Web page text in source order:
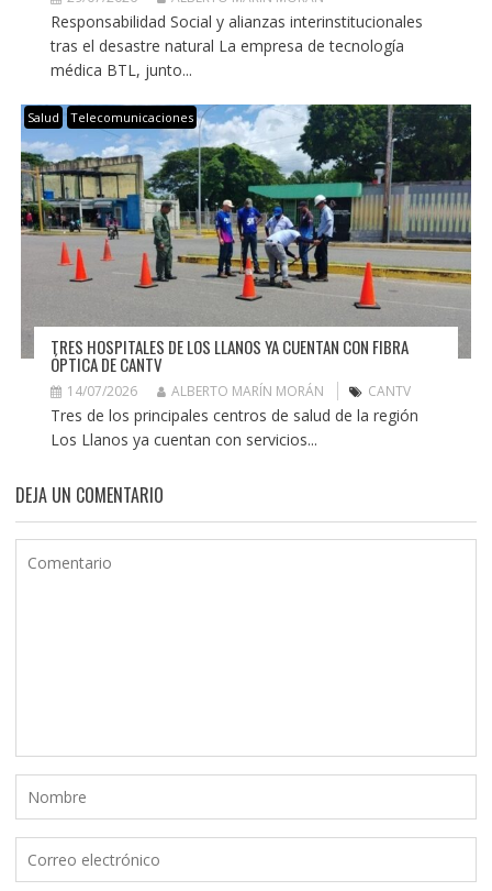
Responsabilidad Social y alianzas interinstitucionales
tras el desastre natural La empresa de tecnología
médica BTL, junto...
Salud Telecomunicaciones
TRES HOSPITALES DE LOS LLANOS YA CUENTAN CON FIBRA
ÓPTICA DE CANTV
14/07/2026 ALBERTO MARÍN MORÁN CANTV
Tres de los principales centros de salud de la región
Los Llanos ya cuentan con servicios...
DEJA UN COMENTARIO